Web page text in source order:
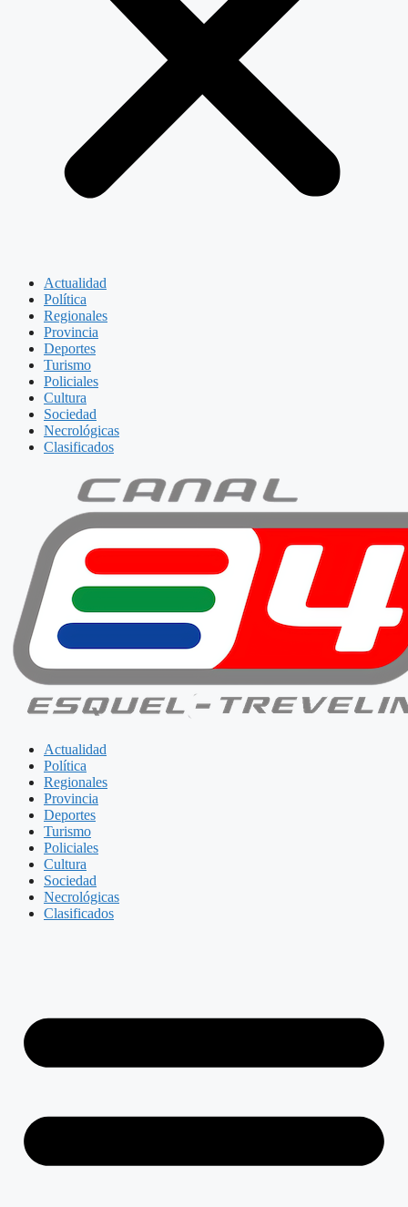
Actualidad
Política
Regionales
Provincia
Deportes
Turismo
Policiales
Cultura
Sociedad
Necrológicas
Clasificados
Actualidad
Política
Regionales
Provincia
Deportes
Turismo
Policiales
Cultura
Sociedad
Necrológicas
Clasificados